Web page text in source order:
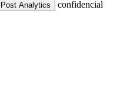
Analytics confidencial